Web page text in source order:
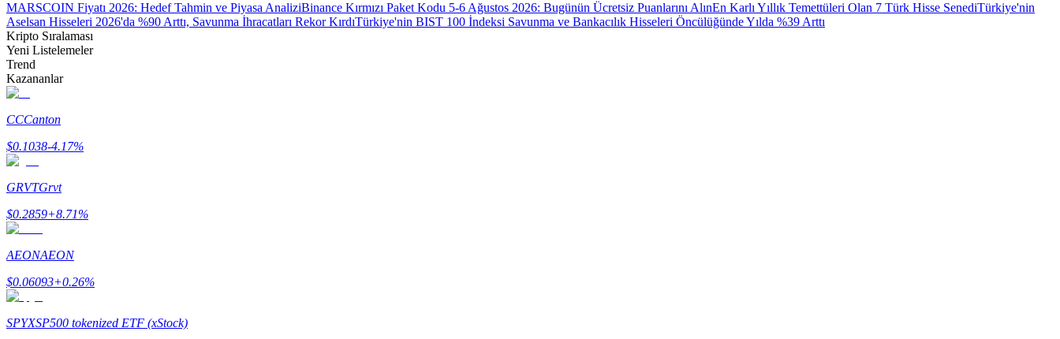
BTR Kilitleme
Krediler
Kripto destekli borçlanma hizmeti
MARSCOIN Fiyatı 2026: Hedef Tahmin ve Piyasa AnaliziBinance Kırmızı Paket Kodu 5-6 Ağustos 2026: Bugünün Ücretsiz Puanlarını AlınEn Karlı Yıllık Temettüleri Olan 7 Türk Hisse SenediTürkiye'nin
Aselsan Hisseleri 2026'da %90 Arttı, Savunma İhracatları Rekor KırdıTürkiye'nin BIST 100 İndeksi Savunma ve Bankacılık Hisseleri Öncülüğünde Yılda %39 Arttı
Kripto Sıralaması
Yeni Listelemeler
Trend
Kazananlar
CCCanton
$0.1038-4.17%
GRVTGrvt
$0.2859+8.71%
AEONAEON
$0.06093+0.26%
SPYXSP500 tokenized ETF (xStock)